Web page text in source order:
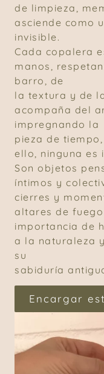
de limpieza,
asciende como
invisible.
Cada copalera
manos,
barro, de
la textura y de
acompaña del
impregnando la
pieza de
ello, ninguna es
Son objetos
íntimos y
cierres y
altares de
importancia de
a la naturaleza
su
sabiduría
Encargar